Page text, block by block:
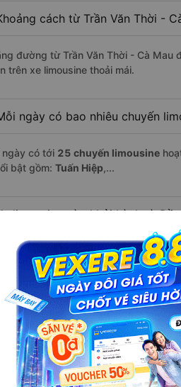
cách từ Trần Văn Thời -
đường từ Trần Văn Thời - Cà Mau
trên xe limousine thoải mái.
ngày có bao nhiêu chuyến
ngày có tới 25 chuyến limousine
bật gồm: Tuấn Hiệp,...
limousine nào khởi hành từ
limousine sớm nhất khởi hành lúc
Xe limousine nào khởi hành từ
bạn muốn đi chuyến muộn, lựa chọn